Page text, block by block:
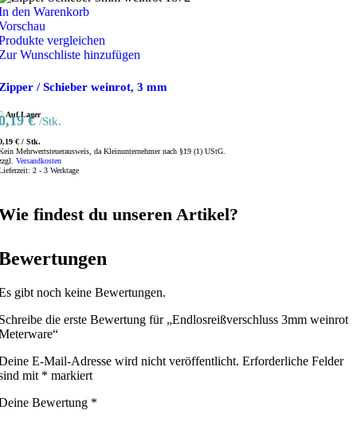
den Warenkorb
vergleichen
Wunschliste hinzufügen
/ Schieber weinrot, 3 mm
Auf Lager
€ /Stk.
€ / Stk.
Mehrwertsteuerausweis, da Kleinunternehmer nach §19 (1) UStG.
Versandkosten
2 - 3 Werktage
findest du unseren Artikel?
gibt noch keine Bewertungen.
die erste Bewertung für „Endlosreißverschluss 3mm weinrot
E-Mail-Adresse wird nicht veröffentlicht. Erforderliche Felder
mit * markiert
Bewertung *